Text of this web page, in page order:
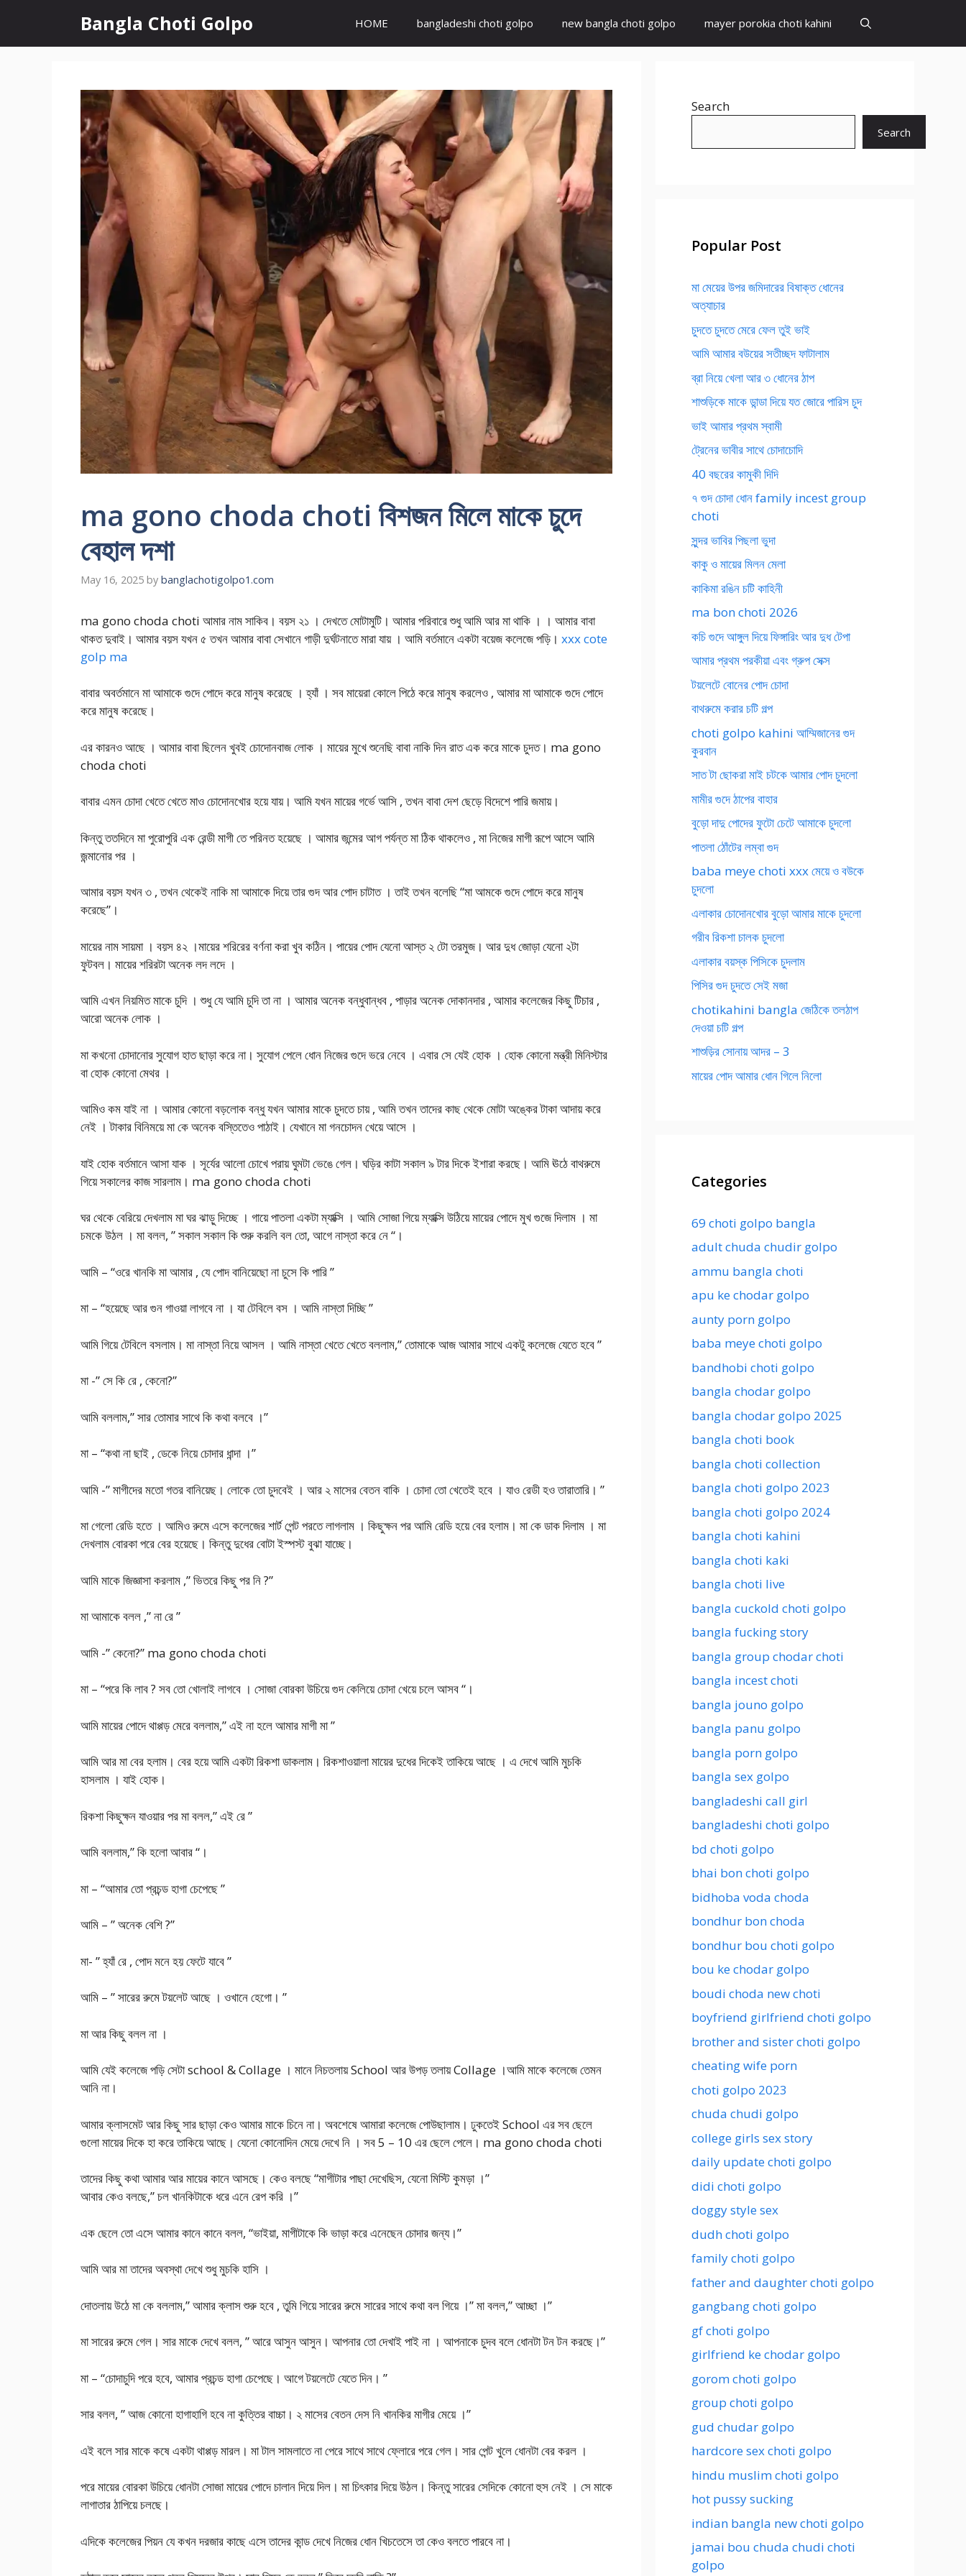
content
Bangla Choti Golpo HOME bangladeshi choti golpo new bangla choti golpo mayer porokia choti kahini
ma gono choda choti বিশজন মিলে মাকে চুদে
বেহাল দশা
May 16, 2025 by banglachotigolpo1.com
ma gono choda choti আমার নাম সাকিব। বয়স ২১ । দেখতে মোটামুটি। আমার পরিবারে শুধু আমি আর মা থাকি । । আমার বাবা
থাকত দুবাই। আমার বয়স যখন ৫ তখন আমার বাবা সেখানে গাড়ী দুর্ঘটনাতে মারা যায় । আমি বর্তমানে একটা বয়েজ কলেজে পড়ি। xxx cote
golp ma
বাবার অবর্তমানে মা আমাকে গুদে পোদে করে মানুষ করেছে । হ্যাঁ । সব মায়েরা কোলে পিঠে করে মানুষ করলেও , আমার মা আমাকে গুদে পোদে
করে মানুষ করেছে।
এর কারনও আছে । আমার বাবা ছিলেন খুবই চোদোনবাজ লোক । মায়ের মুখে শুনেছি বাবা নাকি দিন রাত এক করে মাকে চুদত। ma gono
choda choti
বাবার এমন চোদা খেতে খেতে মাও চোদোনখোর হয়ে যায়। আমি যখন মায়ের গর্ভে আসি , তখন বাবা দেশ ছেড়ে বিদেশে পারি জমায়।
কিন্তু ততদিনে মা পুরোপুরি এক রেন্ডী মাগী তে পরিনত হয়েছে । আমার জন্মের আগ পর্যন্ত মা ঠিক থাকলেও , মা নিজের মাগী রূপে আসে আমি
জন্মানোর পর ।
আমার বয়স যখন ৩ , তখন থেকেই নাকি মা আমাকে দিয়ে তার গুদ আর পোদ চাটাত । তাই তখন বলেছি “মা আমকে গুদে পোদে করে মানুষ
করেছে”।
মায়ের নাম সায়মা । বয়স ৪২ ।মায়ের শরিরের বর্ণনা করা খুব কঠিন। পায়ের পোদ যেনো আস্ত ২ টো তরমুজ। আর দুধ জোড়া যেনো ২টা
ফুটবল। মায়ের শরিরটা অনেক লদ লদে ।
আমি এখন নিয়মিত মাকে চুদি । শুধু যে আমি চুদি তা না । আমার অনেক বন্ধুবান্ধব , পাড়ার অনেক দোকানদার , আমার কলেজের কিছু টিচার ,
আরো অনেক লোক ।
মা কখনো চোদানোর সুযোগ হাত ছাড়া করে না। সুযোগ পেলে ধোন নিজের গুদে ভরে নেবে । এবার সে যেই হোক । হোক কোনো মন্ত্রী মিনিস্টার
বা হোক কোনো মেথর ।
আমিও কম যাই না । আমার কোনো বড়লোক বন্ধু যখন আমার মাকে চুদতে চায় , আমি তখন তাদের কাছ থেকে মোটা অঙ্কের টাকা আদায় করে
নেই । টাকার বিনিময়ে মা কে অনেক বস্তিতেও পাঠাই। যেখানে মা গনচোদন খেয়ে আসে ।
যাই হোক বর্তমানে আসা যাক । সূর্যের আলো চোখে পরায় ঘুমটা ভেঙে গেল। ঘড়ির কাটা সকাল ৯ টার দিকে ইশারা করছে। আমি ঊঠে বাথরুমে
গিয়ে সকালের কাজ সারলাম। ma gono choda choti
ঘর থেকে বেরিয়ে দেখলাম মা ঘর ঝাড়ু দিচ্ছে । গায়ে পাতলা একটা ম্যাক্সি । আমি সোজা গিয়ে ম্যাক্সি উঠিয়ে মায়ের পোদে মুখ গুজে দিলাম । মা
চমকে উঠল । মা বলল, ” সকাল সকাল কি শুরু করলি বল তো, আগে নাস্তা করে নে “।
আমি – “ওরে খানকি মা আমার , যে পোদ বানিয়েছো না চুসে কি পারি ”
মা – “হয়েছে আর গুন গাওয়া লাগবে না । যা টেবিলে বস । আমি নাস্তা দিচ্ছি ”
আমি গিয়ে টেবিলে বসলাম। মা নাস্তা নিয়ে আসল । আমি নাস্তা খেতে খেতে বললাম,” তোমাকে আজ আমার সাথে একটু কলেজে যেতে হবে ”
মা -” সে কি রে , কেনো?”
আমি বললাম,” সার তোমার সাথে কি কথা বলবে ।”
মা – “কথা না ছাই , ডেকে নিয়ে চোদার ধান্দা ।”
আমি -” মাগীদের মতো গতর বানিয়েছ। লোকে তো চুদবেই । আর ২ মাসের বেতন বাকি । চোদা তো খেতেই হবে । যাও রেডী হও তারাতারি। ”
মা গেলো রেডি হতে । আমিও রুমে এসে কলেজের শার্ট পেন্ট পরতে লাগলাম । কিছুক্ষন পর আমি রেডি হয়ে বের হলাম। মা কে ডাক দিলাম । মা
দেখলাম বোরকা পরে বের হয়েছে। কিন্তু দুধের বোটা ইস্পস্ট বুঝা যাচ্ছে।
আমি মাকে জিজ্ঞাসা করলাম ,” ভিতরে কিছু পর নি ?”
মা আমাকে বলল ,” না রে ”
আমি -” কেনো?” ma gono choda choti
মা – “পরে কি লাব ? সব তো খোলাই লাগবে । সোজা বোরকা উচিয়ে গুদ কেলিয়ে চোদা খেয়ে চলে আসব “।
আমি মায়ের পোদে থাপ্পড় মেরে বললাম,” এই না হলে আমার মাগী মা ”
আমি আর মা বের হলাম। বের হয়ে আমি একটা রিকশা ডাকলাম। রিকশাওয়ালা মায়ের দুধের দিকেই তাকিয়ে আছে । এ দেখে আমি মুচকি
হাসলাম । যাই হোক।
রিকশা কিছুক্ষন যাওয়ার পর মা বলল,” এই রে ”
আমি বললাম,” কি হলো আবার “।
মা – “আমার তো প্রচন্ড হাগা চেপেছে ”
আমি – ” অনেক বেশি ?”
মা- ” হ্যাঁ রে , পোদ মনে হয় ফেটে যাবে ”
আমি – ” সারের রুমে টয়লেট আছে । ওখানে হেগো। ”
মা আর কিছু বলল না ।
আমি যেই কলেজে পড়ি সেটা school & Collage । মানে নিচতলায় School আর উপড় তলায় Collage ।আমি মাকে কলেজে তেমন
আনি না।
আমার ক্লাসমেট আর কিছু সার ছাড়া কেও আমার মাকে চিনে না। অবশেষে আমারা কলেজে পোউছালাম। ঢুকতেই School এর সব ছেলে
গুলো মায়ের দিকে হা করে তাকিয়ে আছে। যেনো কোনোদিন মেয়ে দেখে নি । সব 5 – 10 এর ছেলে পেলে। ma gono choda choti
তাদের কিছু কথা আমার আর মায়ের কানে আসছে। কেও বলছে “মাগীটার পাছা দেখেছিস, যেনো মিস্টি কুমড়া ।”
আবার কেও বলছে,” চল খানকিটাকে ধরে এনে রেপ করি ।”
এক ছেলে তো এসে আমার কানে কানে বলল, “ভাইয়া, মাগীটাকে কি ভাড়া করে এনেছেন চোদার জন্য।”
আমি আর মা তাদের অবস্থা দেখে শুধু মুচকি হাসি ।
দোতলায় উঠে মা কে বললাম,” আমার ক্লাস শুরু হবে , তুমি গিয়ে সারের রুমে সারের সাথে কথা বল গিয়ে ।” মা বলল,” আচ্ছা ।”
মা সারের রুমে গেল। সার মাকে দেখে বলল, ” আরে আসুন আসুন। আপনার তো দেখাই পাই না । আপনাকে চুদব বলে ধোনটা টন টন করছে।”
মা – “চোদাচুদি পরে হবে, আমার প্রচন্ড হাগা চেপেছে। আগে টয়লেটে যেতে দিন। ”
সার বলল, ” আজ কোনো হাগাহাগি হবে না কুত্তির বাচ্চা। ২ মাসের বেতন দেস নি খানকির মাগীর মেয়ে ।”
এই বলে সার মাকে কষে একটা থাপ্পড় মারল। মা টাল সামলাতে না পেরে সাথে সাথে ফ্লোরে পরে গেল। সার পেন্ট খুলে ধোনটা বের করল ।
পরে মায়ের বোরকা উচিয়ে ধোনটা সোজা মায়ের পোদে চালান দিয়ে দিল। মা চিৎকার দিয়ে উঠল। কিন্তু সারের সেদিকে কোনো হুস নেই । সে মাকে
লাগাতার ঠাপিয়ে চলছে।
এদিকে কলেজের পিয়ন যে কখন দরজার কাছে এসে তাদের কান্ড দেখে নিজের ধোন খিচতেসে তা কেও বলতে পারবে না।
Search
Search
Popular Post
মা মেয়ের উপর জমিদারের বিষাক্ত ধোনের
অত্যাচার
চুদতে চুদতে মেরে ফেল তুই ভাই
আমি আমার বউয়ের সতীচ্ছদ ফাটালাম
ব্রা নিয়ে খেলা আর ৩ ধোনের ঠাপ
শাশুড়িকে মাকে ডান্ডা দিয়ে যত জোরে পারিস চুদ
ভাই আমার প্রথম স্বামী
ট্রেনের ভাবীর সাথে চোদাচোদি
40 বছরের কামুকী দিদি
৭ গুদ চোদা ধোন family incest group
choti
সুন্দর ভাবির পিছলা ভুদা
কাকু ও মায়ের মিলন মেলা
কাকিমা রঙিন চটি কাহিনী
ma bon choti 2026
কচি গুদে আঙ্গুল দিয়ে ফিঙ্গারিং আর দুধ টেপা
আমার প্রথম পরকীয়া এবং গ্রুপ সেক্স
টয়লেটে বোনের পোদ চোদা
বাথরুমে করার চটি গল্প
choti golpo kahini আম্মিজানের গুদ
কুরবান
সাত টা ছোকরা মাই চটকে আমার পোদ চুদলো
মামীর গুদে ঠাপের বাহার
বুড়ো দাদু পোদের ফুটো চেটে আমাকে চুদলো
পাতলা ঠোঁটের লম্বা গুদ
baba meye choti xxx মেয়ে ও বউকে
চুদলো
এলাকার চোদোনখোর বুড়ো আমার মাকে চুদলো
গরীব রিকশা চালক চুদলো
এলাকার বয়স্ক পিসিকে চুদলাম
পিসির গুদ চুদতে সেই মজা
chotikahini bangla জেঠিকে তলঠাপ
দেওয়া চটি গল্প
শাশুড়ির সোনায় আদর – 3
মায়ের পোদ আমার ধোন গিলে নিলো
Categories
69 choti golpo bangla
adult chuda chudir golpo
ammu bangla choti
apu ke chodar golpo
aunty porn golpo
baba meye choti golpo
bandhobi choti golpo
bangla chodar golpo
bangla chodar golpo 2025
bangla choti book
bangla choti collection
bangla choti golpo 2023
bangla choti golpo 2024
bangla choti kahini
bangla choti kaki
bangla choti live
bangla cuckold choti golpo
bangla fucking story
bangla group chodar choti
bangla incest choti
bangla jouno golpo
bangla panu golpo
bangla porn golpo
bangla sex golpo
bangladeshi call girl
bangladeshi choti golpo
bd choti golpo
bhai bon choti golpo
bidhoba voda choda
bondhur bon choda
bondhur bou choti golpo
bou ke chodar golpo
boudi choda new choti
boyfriend girlfriend choti golpo
brother and sister choti golpo
cheating wife porn
choti golpo 2023
chuda chudi golpo
college girls sex story
daily update choti golpo
didi choti golpo
doggy style sex
dudh choti golpo
family choti golpo
father and daughter choti golpo
gangbang choti golpo
gf choti golpo
girlfriend ke chodar golpo
gorom choti golpo
group choti golpo
gud chudar golpo
hardcore sex choti golpo
hindu muslim choti golpo
hot pussy sucking
indian bangla new choti golpo
jamai bou chuda chudi choti
golpo